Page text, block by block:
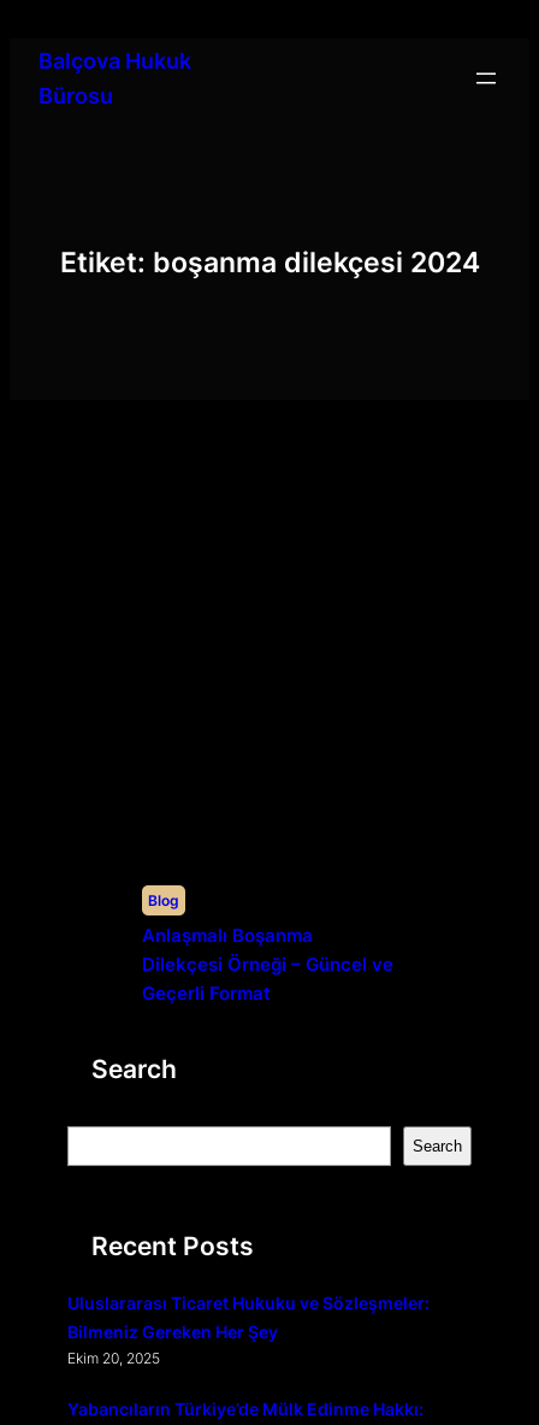
Balçova Hukuk
Bürosu
Etiket: boşanma dilekçesi 2024
Blog
Anlaşmalı Boşanma
Dilekçesi Örneği – Güncel ve
Geçerli Format
Search
e
Search
Recent Posts
Uluslararası Ticaret Hukuku ve Sözleşmeler:
Bilmeniz Gereken Her Şey
Ekim 20, 2025
Yabancıların Türkiye’de Mülk Edinme Hakkı: